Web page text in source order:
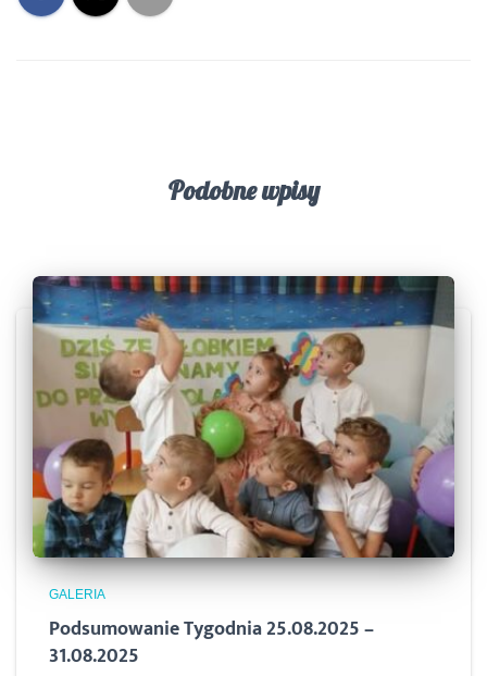
Podobne wpisy
GALERIA
Podsumowanie Tygodnia 25.08.2025 –
31.08.2025